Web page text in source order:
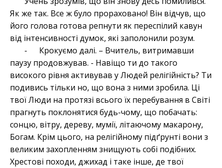
Як же так. Все ж було прораховано! Він відчув, що
його голова готова репнути як переспілий кавун
від інтенсивності думок, які заполонили розум.
- Крокуємо далі. – Вчитель, витримавши
паузу продовжував. - Навіщо ти до такого
високого рівня активував у Людей релігійність? Ти
подивись тільки но, що вона з ними зробила. Ці
твої Люди на протязі всього їх перебування в Світі
прагнуть поклонятися будь-чому, що побачать:
сонцю, вітру, дереву, мумії, літаючому макарону,
Богам. Крім цього, на релігійному підґрунті вони з
великим захопленням знищують собі подібних.
Хрестові походи, джихад і таке інше, де твої